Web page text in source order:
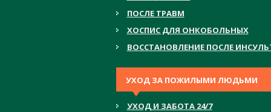
ПОСЛЕ ТРАВМ
ХОСПИС ДЛЯ ОНКОБОЛЬНЫХ
ВОССТАНОВЛЕНИЕ ПОСЛЕ
УХОД ЗА ПОЖИЛЫМИ ЛЮДЬМИ
УХОД И ЗАБОТА 24/7